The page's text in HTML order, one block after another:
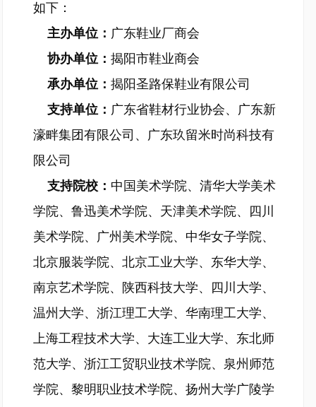
如下：
主办单位： 广东鞋业厂商会
协办单位： 揭阳市鞋业商会
承办单位： 揭阳圣路保鞋业有限公司
支持单位： 广东省鞋材行业协会、广东新
濠畔集团有限公司、广东玖留米时尚科技有
限公司
支持院校： 中国美术学院、清华大学美术
学院、鲁迅美术学院、天津美术学院、四川
美术学院、广州美术学院、中华女子学院、
北京服装学院、北京工业大学、东华大学、
南京艺术学院、陕西科技大学、四川大学、
温州大学、浙江理工大学、华南理工大学、
上海工程技术大学、大连工业大学、东北师
范大学、浙江工贸职业技术学院、泉州师范
学院、黎明职业技术学院、扬州大学广陵学